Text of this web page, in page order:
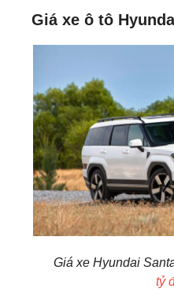
Giá xe ô tô
Giá xe Hyundai
tỷ